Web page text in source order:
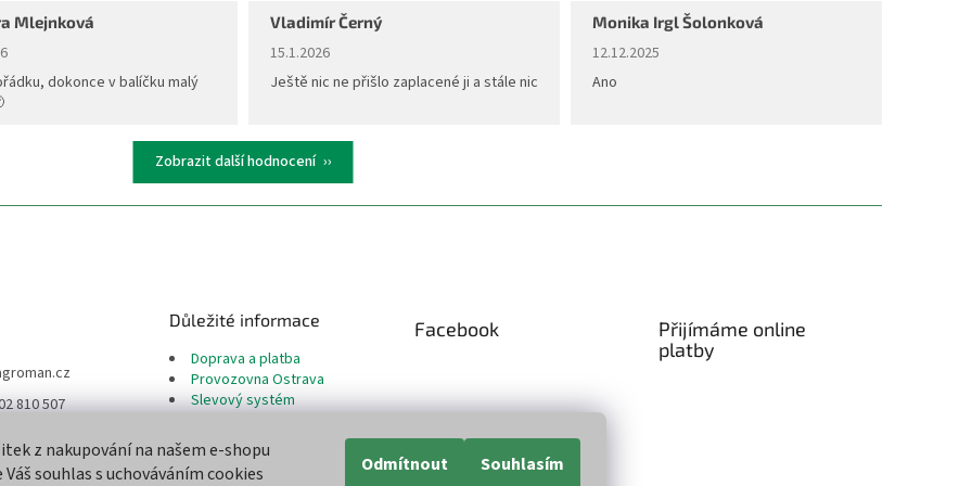
z nakupování na našem e-shopu
souhlas s uchováváním cookies
Odmítnout Souhlasím
Mlejnková
obchodu je 5 z 5 hvězdiček.
dokonce v balíčku malý
Vladimír Černý
Hodnocení obchodu je 5 z 5 hvězdiček.
15.1.2026
Ještě nic ne přišlo zaplacené ji a stále nic
Monika Irgl Šolonková
Hodnocení obchodu je 5 z 5 hvězdiček.
12.12.2025
Ano
Zobrazit další hodnocení
810 507
Důležité informace
Doprava a platba
Provozovna Ostrava
Slevový systém
Odstoupení od smlouvy
Moje objednávka
Facebook
Přijímáme online
platby